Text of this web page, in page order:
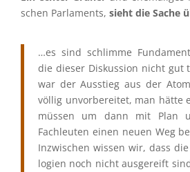
schen Parla­ments, sieht die Sache
…es sind schlimme
die dieser Diskus­sion nicht gut
war der Ausstieg aus der
völlig unvor­be­rei­tet, man hätte
müssen um dann mit Plan
Fachleu­ten einen neuen Weg
Inzwi­schen wissen wir, dass
lo­gien noch nicht ausge­reift